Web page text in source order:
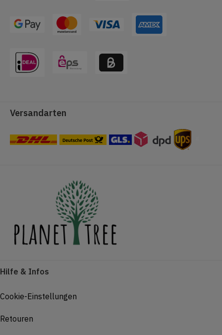
Versandarten
Hilfe & Infos
Cookie-Einstellungen
Retouren